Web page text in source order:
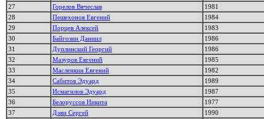
27
Горелов Вячеслав
1981
28
Пешехонов Евгений
1984
29
Порцев Алексей
1983
30
Байгозин Даниил
1986
31
Дуплинский Георгий
1986
32
Мазуров Евгений
1985
33
Масленкин Евгений
1982
34
Сабитов Эдуард
1989
35
Исмагилов Эдуард
1987
36
Белоруссов Никита
1977
37
Дэви Сергей
1990